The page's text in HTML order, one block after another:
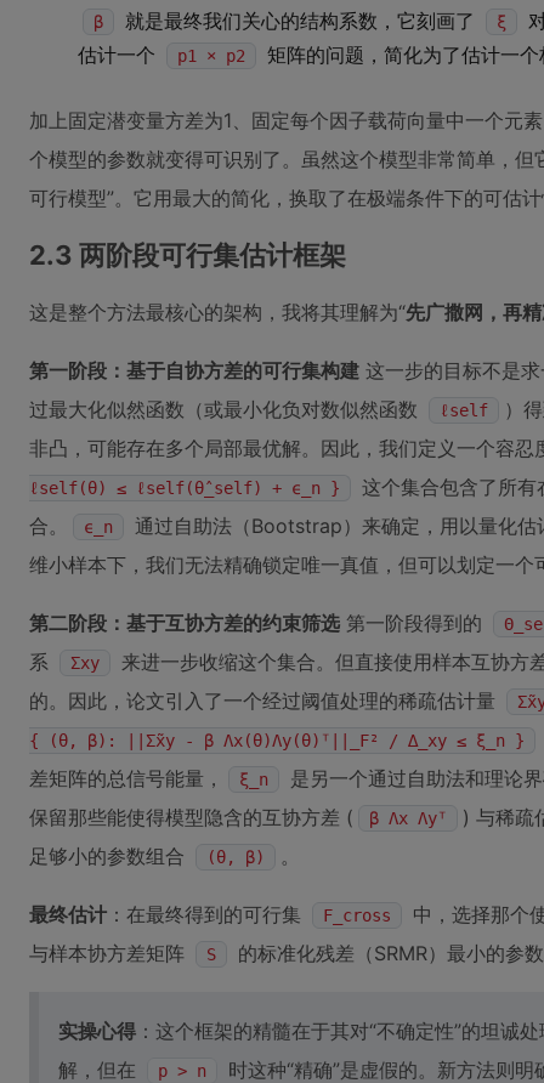
β 就是最终我们关心的结构系数，它刻画了 ξ
估计一个
p1 × p2 矩阵的问题，简化为了估计一
加上固定潜变量方差为1、固定每个因子载荷向量中一个元
个模型的参数就变得可识别了。虽然这个模型非常简单，
可行模型”。它用最大的简化，换取了在极端条件下的可估
2.3 两阶段可行集估计框架
这是整个方法最核心的架构，我将其理解为“先广撒网，再
第一阶段：基于自协方差的可行集构建 这一步的目标不是求
过最大化似然函数（或最小化负对数似然函数
ℓself
）
非凸，可能存在多个局部最优解。因此，我们定义一个容
ℓself(θ) ≤ ℓself(θ̂_self) + ϵ_n }
这个集合包含了所有
合。
ϵ_n
通过自助法（Bootstrap）来确定，用以量化估
维小样本下，我们无法精确锁定唯一真值，但可以划定一个
第二阶段：基于互协方差的约束筛选 第一阶段得到的
系 Σxy
来进一步收缩这个集合。但直接使用样本互协方
的。因此，论文引入了一个经过阈值处理的稀疏估计量
{ (θ, β): ||Σ̃xy - β Λx(θ)Λy(θ)ᵀ||_F² / ∆_xy ≤ ξ_n }
差矩阵的总信号能量，
ξ_n
是另一个通过自助法和理论
保留那些能使得模型隐含的互协方差 (
β Λx Λyᵀ
) 与稀疏
足够小的参数组合
(θ, β) 。
最终估计 ：在最终得到的可行集 F_cross
中，选择那个
与样本协方差矩阵
S 的标准化残差（SRMR）最小的参
实操心得 ：这个框架的精髓在于其对“不确定性”的坦诚
解，但在
p > n
时这种“精确”是虚假的。新方法则